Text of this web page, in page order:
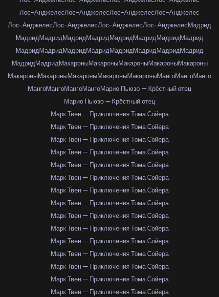
Лос-АнджелесЛос-АнджелесЛос-АнджелесЛос-Анджелес
Лос-АнджелесЛос-АнджелесЛос-АнджелесЛос-АнджелесМадрид
МадридМадридМадридМадридМадридМадридМадридМадрид
МадридМадридМадридМадридМадридМадридМадридМадрид
МадридМадридМакароныМакароныМакароныМакароныМакароны
МакароныМакароныМакароныМакароныМакароныМангоМангоМанго
МангоМангоМангоМангоМарио Пьюзо — Крёстный отец
Марио Пьюзо — Крёстный отец
Марк Твен — Приключения Тома Сойера
Марк Твен — Приключения Тома Сойера
Марк Твен — Приключения Тома Сойера
Марк Твен — Приключения Тома Сойера
Марк Твен — Приключения Тома Сойера
Марк Твен — Приключения Тома Сойера
Марк Твен — Приключения Тома Сойера
Марк Твен — Приключения Тома Сойера
Марк Твен — Приключения Тома Сойера
Марк Твен — Приключения Тома Сойера
Марк Твен — Приключения Тома Сойера
Марк Твен — Приключения Тома Сойера
Марк Твен — Приключения Тома Сойера
Марк Твен — Приключения Тома Сойера
Марк Твен — Приключения Тома Сойера